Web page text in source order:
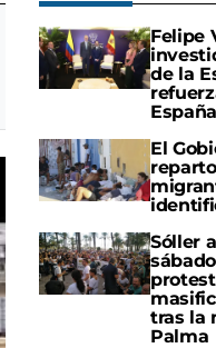
Felipe
de la
El
Sóller
tras la
Palma